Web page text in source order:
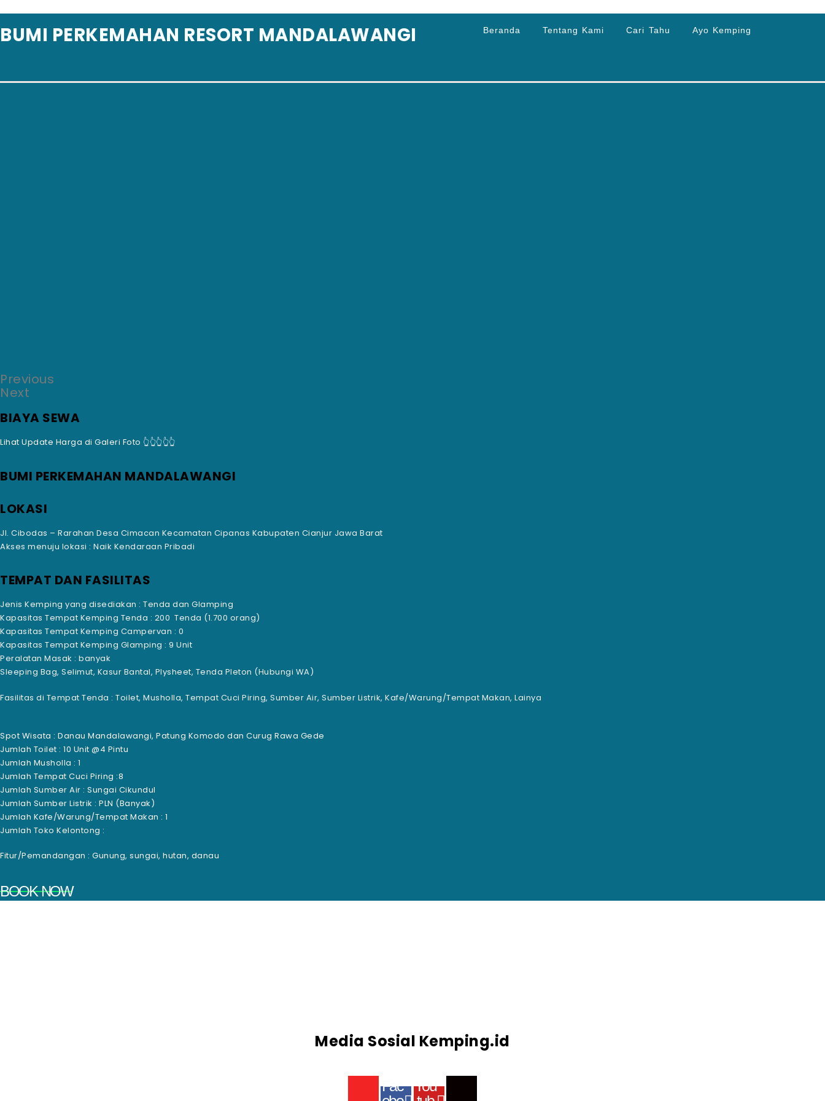
Beranda Tentang Kami Cari Tahu Ayo Kemping
BUMI PERKEMAHAN RESORT MANDALAWANGI
Previous
Next
BIAYA SEWA
Lihat Update Harga di Galeri Foto 👆👆👆👆👆
BUMI PERKEMAHAN MANDALAWANGI
LOKASI
Jl. Cibodas – Rarahan Desa Cimacan Kecamatan Cipanas Kabupaten Cianjur Jawa Barat
Akses menuju lokasi : Naik Kendaraan Pribadi
TEMPAT DAN FASILITAS
Jenis Kemping yang disediakan : Tenda dan Glamping
Kapasitas Tempat Kemping Tenda : 200 Tenda (1.700 orang)
Kapasitas Tempat Kemping Campervan : 0
Kapasitas Tempat Kemping Glamping : 9 Unit
Peralatan Masak : banyak
Sleeping Bag, Selimut, Kasur Bantal, Plysheet, Tenda Pleton (Hubungi WA)
Fasilitas di Tempat Tenda : Toilet, Musholla, Tempat Cuci Piring, Sumber Air, Sumber Listrik, Kafe/Warung/Tempat Makan, Lainya
Spot Wisata : Danau Mandalawangi, Patung Komodo dan Curug Rawa Gede
Jumlah Toilet : 10 Unit @4 Pintu
Jumlah Musholla : 1
Jumlah Tempat Cuci Piring :8
Jumlah Sumber Air : Sungai Cikundul
Jumlah Sumber Listrik : PLN (Banyak)
Jumlah Kafe/Warung/Tempat Makan : 1
Jumlah Toko Kelontong :
Fitur/Pemandangan : Gunung, sungai, hutan, danau
BOOK NOW
Media Sosial Kemping.id
Fac
You